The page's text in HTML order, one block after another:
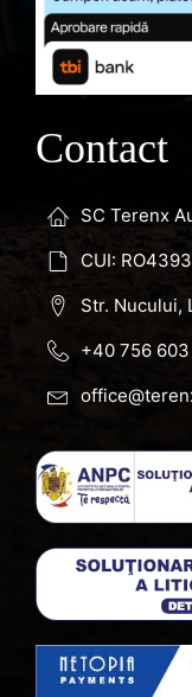
Contact
SC Terenx
CUI:
Str. Nucului,
+40 756